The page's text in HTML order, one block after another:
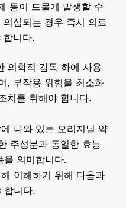
등이 드물게 발생할 수
심되는 경우 즉시 의료
합니다.
의학적 감독 하에 사용
, 부작용 위험을 최소화
치를 취해야 합니다.
나와 있는 오리지널 약
주성분과 동일한 효능
을 의미합니다.
이해하기 위해 다음과
합니다.